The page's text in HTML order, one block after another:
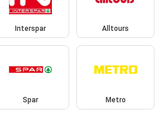
Interspar Alltours
Spar Metro